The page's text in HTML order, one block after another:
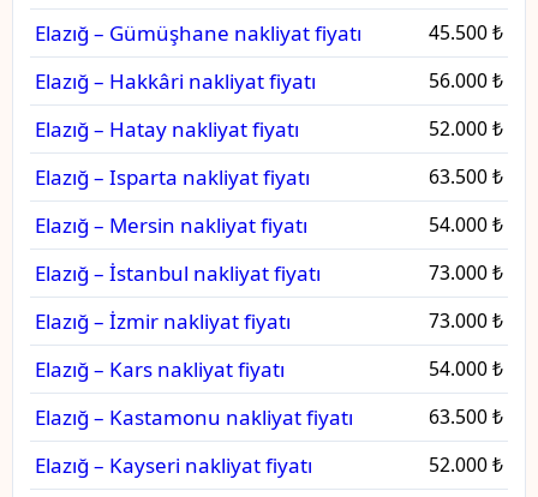
Elazığ – Gümüşhane nakliyat fiyatı 45.500 ₺
Elazığ – Hakkâri nakliyat fiyatı 56.000 ₺
Elazığ – Hatay nakliyat fiyatı 52.000 ₺
Elazığ – Isparta nakliyat fiyatı 63.500 ₺
Elazığ – Mersin nakliyat fiyatı 54.000 ₺
Elazığ – İstanbul nakliyat fiyatı 73.000 ₺
Elazığ – İzmir nakliyat fiyatı 73.000 ₺
Elazığ – Kars nakliyat fiyatı 54.000 ₺
Elazığ – Kastamonu nakliyat fiyatı 63.500 ₺
Elazığ – Kayseri nakliyat fiyatı 52.000 ₺